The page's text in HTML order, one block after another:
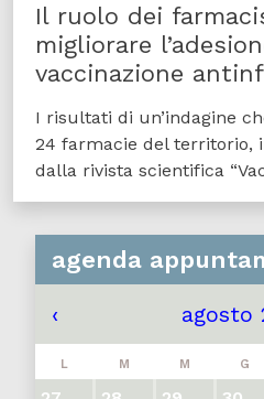
Il ruolo dei
migliorare
vaccinazione
I risultati di un’indagine
24 farmacie del territorio,
dalla rivista scientifica
agenda
‹ agosto
L M M G